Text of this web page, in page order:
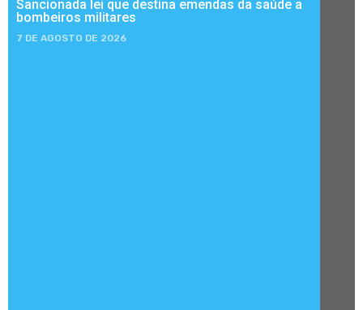
Sancionada lei que destina emendas da saúde a
bombeiros militares
7 DE AGOSTO DE 2026